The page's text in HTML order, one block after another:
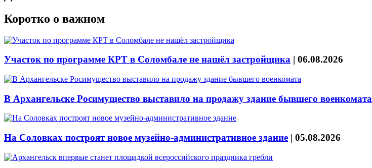
Коротко о важном
Участок по программе КРТ в Соломбале не нашёл застройщика | 06.08.2026
В Архангельске Росимущество выставило на продажу здание бывшего военкомата
На Соловках построят новое музейно-административное здание | 05.08.2026